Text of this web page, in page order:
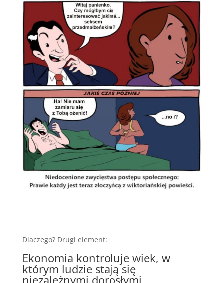
Dlaczego? Drugi element:
Ekonomia kontroluje wiek, w
którym ludzie stają się
niezależnymi dorosłymi.